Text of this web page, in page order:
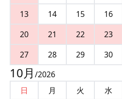
13
14 15 16
20
21 22 23
27
28 29 30
10月 /2026
日
月 火 水